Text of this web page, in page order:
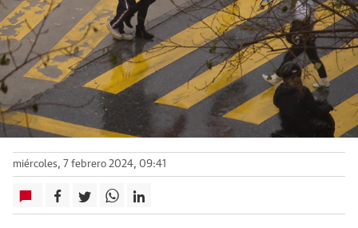
miércoles, 7 febrero 2024, 09:41